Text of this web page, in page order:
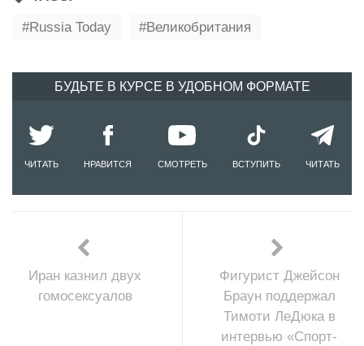
Russia Today
Великобритания
БУДЬТЕ В КУРСЕ В УДОБНОМ ФОРМАТЕ
ЧИТАТЬ НРАВИТСЯ СМОТРЕТЬ ВСТУПИТЬ ЧИТАТЬ
Иран казнил двух
гомосексуалов
Фигурист Джейсон
Браун поддержал
Тимоти ЛеДюка в
интервью «Спорт-